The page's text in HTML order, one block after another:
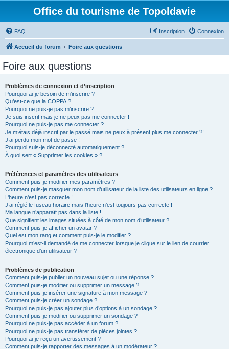
Office du tourisme de Topoldavie
FAQ Connexion
Inscription
Accueil du forum Foire aux questions
Foire aux questions
Problèmes de connexion et d’inscription
Pourquoi ai-je besoin de m’inscrire ?
Qu’est-ce que la COPPA ?
Pourquoi ne puis-je pas m’inscrire ?
Je suis inscrit mais je ne peux pas me connecter !
Pourquoi ne puis-je pas me connecter ?
Je m’étais déjà inscrit par le passé mais ne peux à présent plus me connecter ?!
J’ai perdu mon mot de passe !
Pourquoi suis-je déconnecté automatiquement ?
À quoi sert « Supprimer les cookies » ?
Préférences et paramètres des utilisateurs
Comment puis-je modifier mes paramètres ?
Comment puis-je masquer mon nom d’utilisateur de la liste des utilisateurs en ligne ?
L’heure n’est pas correcte !
J’ai réglé le fuseau horaire mais l’heure n’est toujours pas correcte !
Ma langue n’apparaît pas dans la liste !
Que signifient les images situées à côté de mon nom d’utilisateur ?
Comment puis-je afficher un avatar ?
Quel est mon rang et comment puis-je le modifier ?
Pourquoi m’est-il demandé de me connecter lorsque je clique sur le lien de courrier
électronique d’un utilisateur ?
Problèmes de publication
Comment puis-je publier un nouveau sujet ou une réponse ?
Comment puis-je modifier ou supprimer un message ?
Comment puis-je insérer une signature à mon message ?
Comment puis-je créer un sondage ?
Pourquoi ne puis-je pas ajouter plus d’options à un sondage ?
Comment puis-je modifier ou supprimer un sondage ?
Pourquoi ne puis-je pas accéder à un forum ?
Pourquoi ne puis-je pas transférer de pièces jointes ?
Pourquoi ai-je reçu un avertissement ?
Comment puis-je rapporter des messages à un modérateur ?